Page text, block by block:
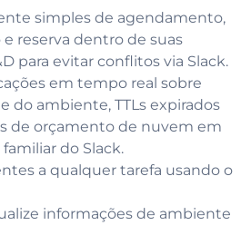
simples de agendamento,
reserva dentro de suas
para evitar conflitos via Slack.
em tempo real sobre
do ambiente, TTLs expirados
de orçamento de nuvem em
do Slack.
a qualquer tarefa usando o
informações de ambiente